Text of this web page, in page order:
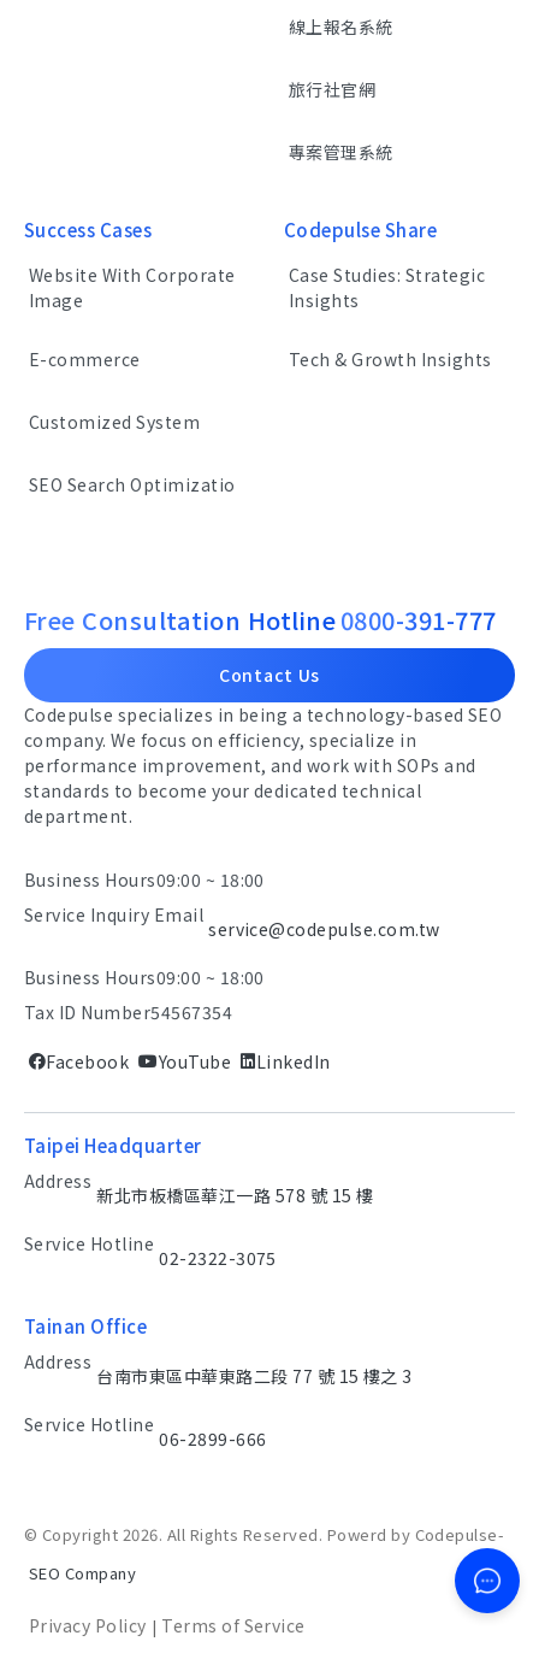
線上報名系統
旅行社官網
專案管理系統
Success Cases
Website With Corporate
Image
E-commerce
Customized System
SEO Search Optimizatio
Codepulse Share
Case Studies: Strategic
Insights
Tech & Growth Insights
Free Consultation Hotline0800-391-777
Contact Us
Codepulse specializes in being a technology-based SEO
company. We focus on efficiency, specialize in
performance improvement, and work with SOPs and
standards to become your dedicated technical
department.
Business Hours09:00 ~ 18:00
Service Inquiry Email
service@codepulse.com.tw
Business Hours09:00 ~ 18:00
Tax ID Number54567354
Facebook YouTube LinkedIn
Taipei Headquarter
Address
新北市板橋區華江一路 578 號 15 樓
Service Hotline
02-2322-3075
Tainan Office
Address
台南市東區中華東路二段 77 號 15 樓之 3
Service Hotline
06-2899-666
© Copyright 2026. All Rights Reserved. Powerd by Codepulse-
SEO Company
Privacy Policy | Terms of Service